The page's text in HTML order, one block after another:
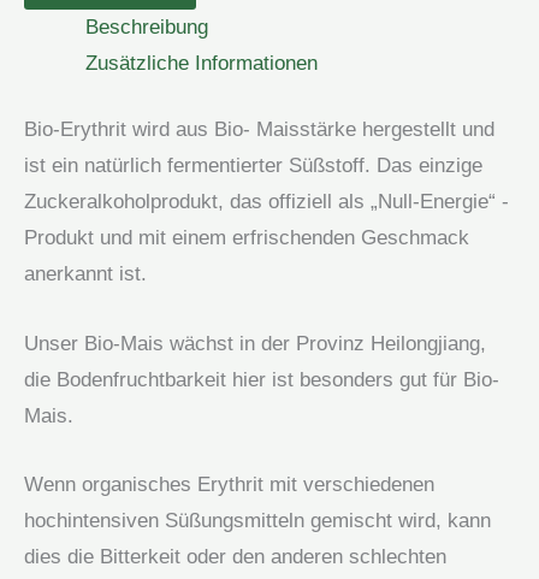
Beschreibung
Zusätzliche Informationen
Bio-Erythrit wird aus Bio- Maisstärke hergestellt und
ist ein natürlich fermentierter Süßstoff. Das einzige
Zuckeralkoholprodukt, das offiziell als „Null-Energie“ -
Produkt und mit einem erfrischenden Geschmack
anerkannt ist.
Unser Bio-Mais wächst in der Provinz Heilongjiang,
die Bodenfruchtbarkeit hier ist besonders gut für Bio-
Mais.
Wenn organisches Erythrit mit verschiedenen
hochintensiven Süßungsmitteln gemischt wird, kann
dies die Bitterkeit oder den anderen schlechten